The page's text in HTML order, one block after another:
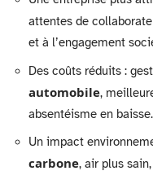
attentes de
et à l’engagement
Des coûts réduits :
automobile,
absentéisme en baisse.
Un impact
carbone, air plus